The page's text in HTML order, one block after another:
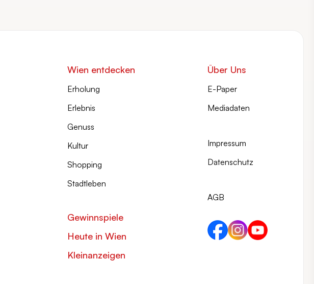
Wien entdecken
Erholung
Erlebnis
Genuss
Kultur
Shopping
Stadtleben
Gewinnspiele
Heute in Wien
Kleinanzeigen
Über Uns
E-Paper
Mediadaten
Impressum
Datenschutz
AGB